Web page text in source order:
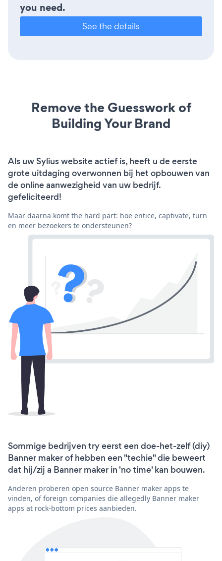
you need.
See the details
Remove the Guesswork of
Building Your Brand
Als uw Sylius website actief is, heeft u de eerste
grote uitdaging overwonnen bij het opbouwen van
de online aanwezigheid van uw bedrijf.
gefeliciteerd!
Maar daarna komt the hard part: hoe entice, captivate, turn
en meer bezoekers te ondersteunen?
Sommige bedrijven try eerst een doe-het-zelf (diy)
Banner maker of hebben een "techie" die beweert
dat hij/zij a Banner maker in 'no time' kan bouwen.
Anderen proberen open source Banner maker apps te
vinden, of foreign companies die allegedly Banner maker
apps at rock-bottom prices aanbieden.